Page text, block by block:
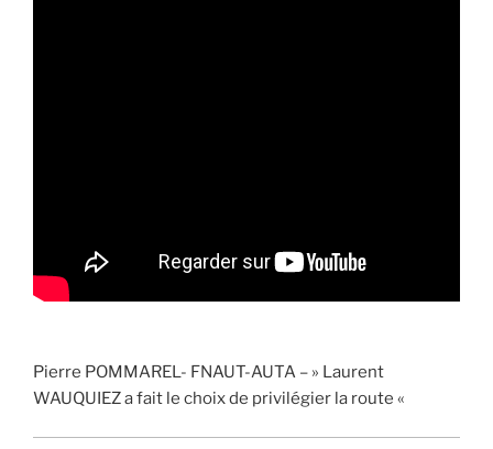
Pierre POMMAREL- FNAUT-AUTA – » Laurent
WAUQUIEZ a fait le choix de privilégier la route «